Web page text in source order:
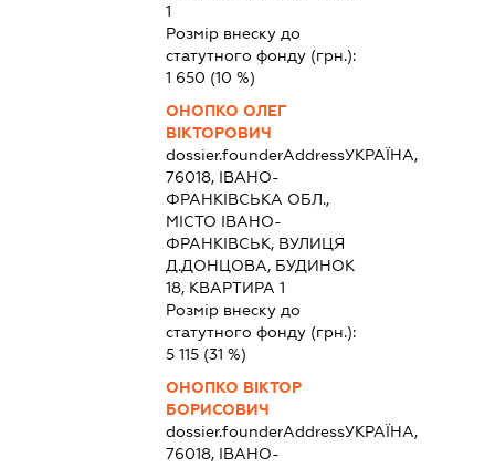
1
Розмір внеску до
статутного фонду (грн.):
1 650 (10 %)
ОНОПКО ОЛЕГ
ВІКТОРОВИЧ
dossier.founderAddressУКРАЇНА,
76018, ІВАНО-
ФРАНКІВСЬКА ОБЛ.,
МІСТО ІВАНО-
ФРАНКІВСЬК, ВУЛИЦЯ
Д.ДОНЦОВА, БУДИНОК
18, КВАРТИРА 1
Розмір внеску до
статутного фонду (грн.):
5 115(31 %)
ОНОПКО ВІКТОР
БОРИСОВИЧ
dossier.founderAddressУКРАЇНА,
76018, ІВАНО-